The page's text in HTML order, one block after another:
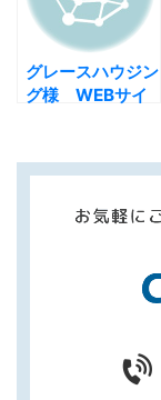
グレースハウジン
グ様 WEBサイ